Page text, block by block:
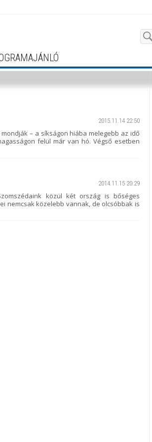
2015.11.14 22:50
– a síkságon hiába melegebb az idő
felül már van hó. Végső esetben
2014.11.15 20:29
közül két ország is bőséges
nemcsak közelebb vannak, de olcsóbbak is